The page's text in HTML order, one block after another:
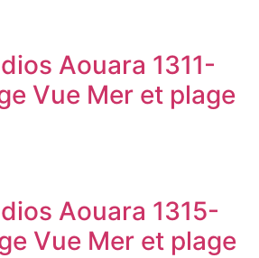
Aouara 1311-
Vue Mer et plage
Aouara 1315-
Vue Mer et plage